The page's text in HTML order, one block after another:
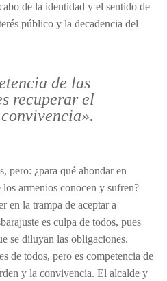
de la identidad y el sentido de
público y la decadencia del
de las
recuperar el
pero: ¿para qué ahondar en
armenios conocen y sufren?
en la trampa de aceptar a
es culpa de todos, pues
se diluyan las obligaciones.
de todos, pero es competencia de
y la convivencia. El alcalde y